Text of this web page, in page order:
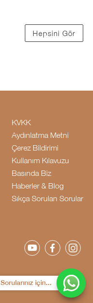
Hepsini Gör
Sorularınız için...
KVKK
Aydınlatma Metni
Çerez Bildirimi
Kullanım Kılavuzu
Basında Biz
Haberler & Blog
Sıkça Sorulan Sorular